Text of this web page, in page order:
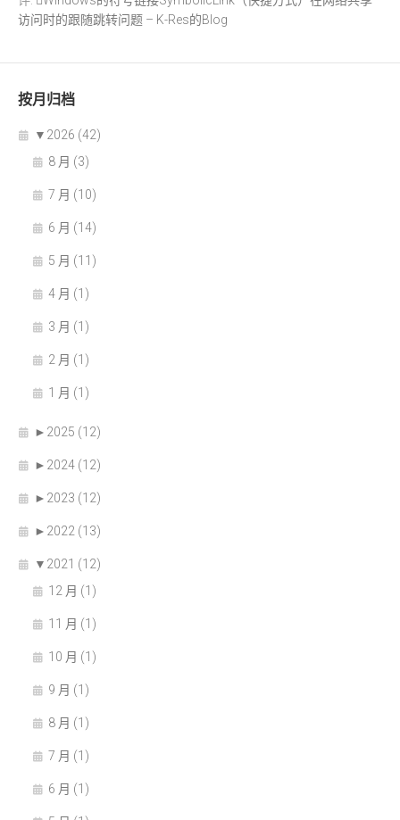
访问时的跟随跳转问题 – K-Res的Blog
按月归档
▼ 2026 (42)
8 月 (3)
7 月 (10)
6 月 (14)
5 月 (11)
4 月 (1)
3 月 (1)
2 月 (1)
1 月 (1)
► 2025 (12)
► 2024 (12)
► 2023 (12)
► 2022 (13)
▼ 2021 (12)
12 月 (1)
11 月 (1)
10 月 (1)
9 月 (1)
8 月 (1)
7 月 (1)
6 月 (1)